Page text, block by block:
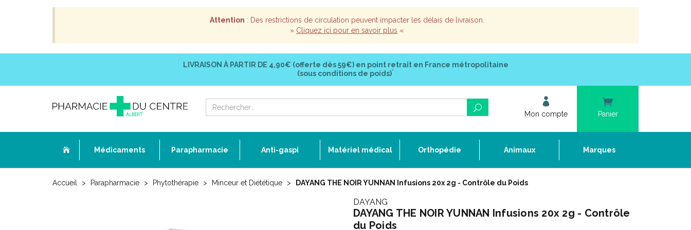
Attention : Des restrictions de circulation peuvent impacter les délais de livraison.
» Cliquez ici pour en savoir plus «
LIVRAISON À PARTIR DE 4,90€ (offerte dès 59€) en point retrait en France métropolitaine
(sous conditions de poids)*
Mon compte Panier
Médicaments Parapharmacie Anti-gaspi Matériel médical Orthopédie Animaux Marques
Accueil Parapharmacie Phytothérapie Minceur et Diététique DAYANG THE NOIR YUNNAN Infusions 20x 2g - Contrôle du Poids
DAYANG
DAYANG THE NOIR YUNNAN Infusions 20x 2g - Contrôle
du Poids